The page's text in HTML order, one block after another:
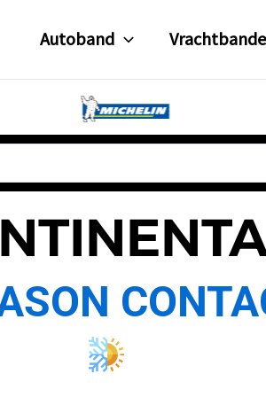
Autoband